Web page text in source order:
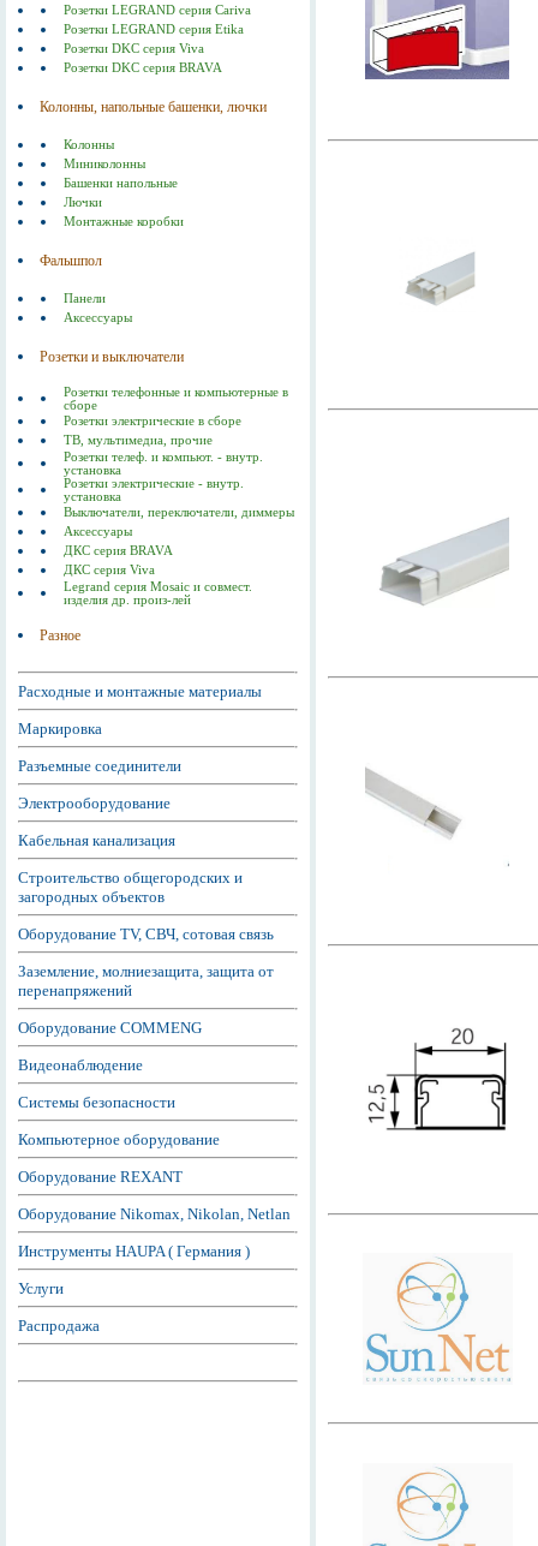
Розетки LEGRAND серия Cariva
Розетки LEGRAND серия Etika
Розетки DKC серия Viva
Розетки DKC серия BRAVA
Колонны, напольные башенки, лючки
Колонны
Миниколонны
Башенки напольные
Лючки
Монтажные коробки
Фальшпол
Панели
Аксессуары
Розетки и выключатели
Розетки телефонные и компьютерные в
сборе
Розетки электрические в сборе
ТВ, мультимедиа, прочие
Розетки телеф. и компьют. - внутр.
установка
Розетки электрические - внутр.
установка
Выключатели, переключатели, диммеры
Аксессуары
ДКС серия BRAVA
ДКС серия Viva
Legrand серия Mosaic и совмест.
изделия др. произ-лей
Разное
Расходные и монтажные материалы
Маркировка
Разъемные соединители
Электрооборудование
Кабельная канализация
Строительство общегородских и
загородных объектов
Оборудование TV, СВЧ, сотовая связь
Заземление, молниезащита, защита от
перенапряжений
Оборудование COMMENG
Видеонаблюдение
Системы безопасности
Компьютерное оборудование
Оборудование REXANT
Оборудование Nikomax, Nikolan, Netlan
Инструменты HAUPA ( Германия )
Услуги
Распродажа